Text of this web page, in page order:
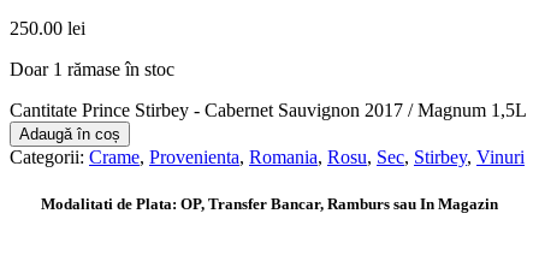
250.00 lei
Doar 1 rămase în stoc
Cantitate Prince Stirbey - Cabernet Sauvignon 2017 / Magnum 1,5L
Adaugă în coș
Categorii: Crame, Provenienta, Romania, Rosu, Sec, Stirbey, Vinuri
Modalitati de Plata: OP, Transfer Bancar, Ramburs sau In Magazin